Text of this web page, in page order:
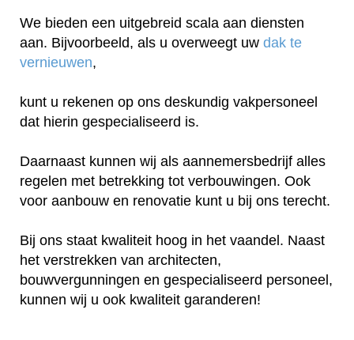
We bieden een uitgebreid scala aan diensten
aan. Bijvoorbeeld, als u overweegt uw dak te
vernieuwen,
kunt u rekenen op ons deskundig vakpersoneel
dat hierin gespecialiseerd is.
Daarnaast kunnen wij als aannemersbedrijf alles
regelen met betrekking tot verbouwingen. Ook
voor aanbouw en renovatie kunt u bij ons terecht.
Bij ons staat kwaliteit hoog in het vaandel. Naast
het verstrekken van architecten,
bouwvergunningen en gespecialiseerd personeel,
kunnen wij u ook kwaliteit garanderen!